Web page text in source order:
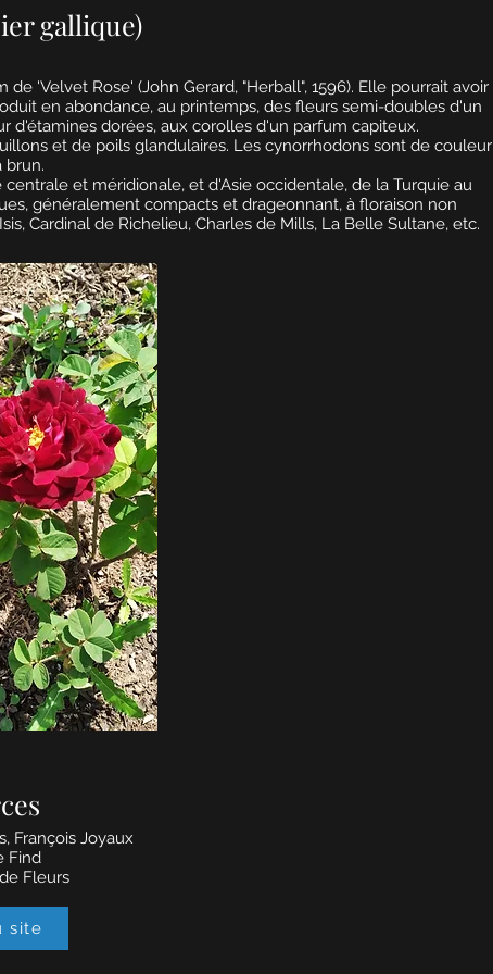
gallique)
'Velvet Rose' (John Gerard, "Herball", 1596). Elle pourrait avoir
en abondance, au printemps, des fleurs semi-doubles d'un
dorées, aux corolles d'un parfum capiteux.
et de poils glandulaires. Les cynorrhodons sont de couleur
brun.
et méridionale, et d'Asie occidentale, de la Turquie au
généralement compacts et drageonnant, à floraison non
Cardinal de Richelieu, Charles de Mills, La Belle Sultane, etc.
François Joyaux
Find
Fleurs
site